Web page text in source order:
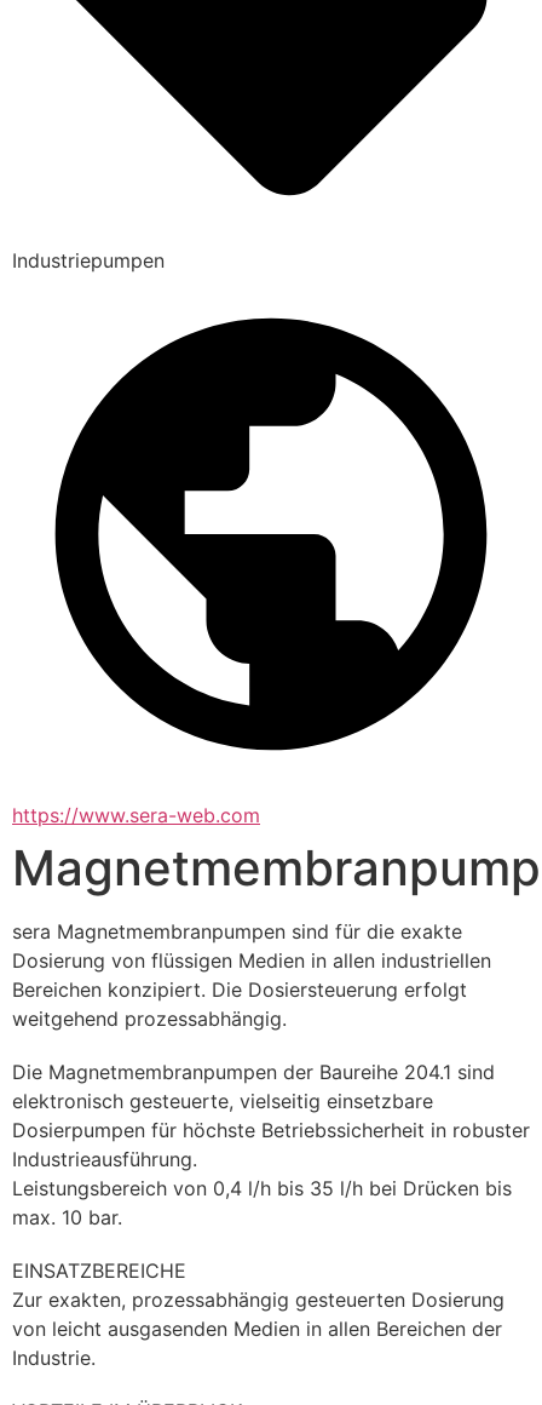
Industriepumpen
https://www.sera-web.com
sera Magnetmembranpumpen sind für die exakte
Dosierung von flüssigen Medien in allen industriellen
Bereichen konzipiert. Die Dosiersteuerung erfolgt
weitgehend prozessabhängig.
Die Magnetmembranpumpen der Baureihe 204.1 sind
elektronisch gesteuerte, vielseitig einsetzbare
Dosierpumpen für höchste Betriebssicherheit in robuster
Industrieausführung.
Leistungsbereich von 0,4 l/h bis 35 l/h bei Drücken bis
max. 10 bar.
EINSATZBEREICHE
Zur exakten, prozessabhängig gesteuerten Dosierung
von leicht ausgasenden Medien in allen Bereichen der
Industrie.